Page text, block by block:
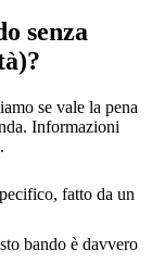
senza
se vale la pena
Informazioni
fatto da un
bando è davvero